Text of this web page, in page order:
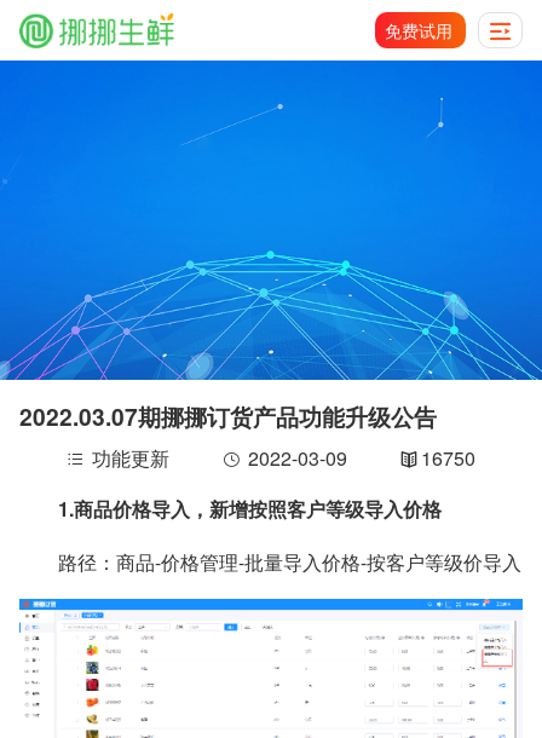
免费试用
2022.03.07期挪挪订货产品功能升级公告
功能更新 2022-03-09
16750
1.商品价格导入，新增按照客户等级导入价格
路径：商品-价格管理-批量导入价格-按客户等级价导入